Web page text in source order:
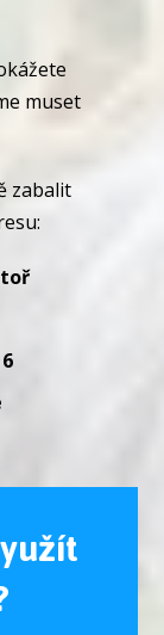
muset
zabalit